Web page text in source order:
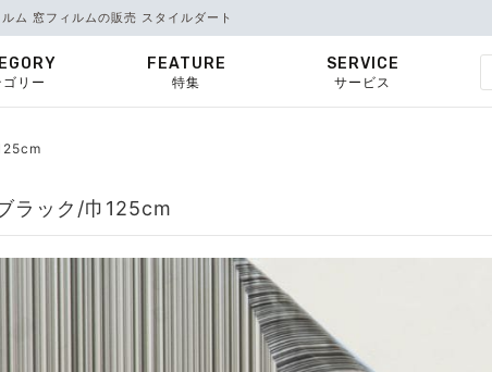
ム 窓フィルムの販売 スタイルダート
ゴリー
FEATURE
特集
SERVICE
サービス
ラック/巾125cm